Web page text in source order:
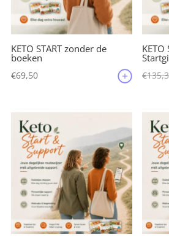
KETO START zonder de
boeken
€69,50
KETO
€